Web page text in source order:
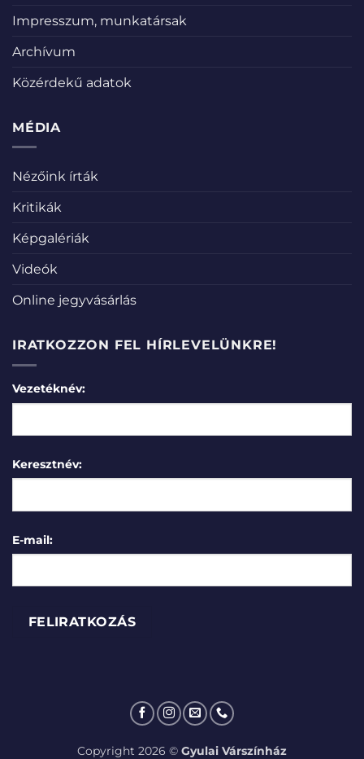
Impresszum, munkatársak
Archívum
Közérdekű adatok
MÉDIA
Nézőink írták
Kritikák
Képgalériák
Videók
Online jegyvásárlás
IRATKOZZON FEL HÍRLEVELÜNKRE!
Vezetéknév:
Keresztnév:
E-mail:
Copyright 2026 © Gyulai Várszínház